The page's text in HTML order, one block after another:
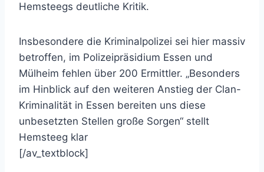
Hemsteegs deutliche Kritik.
Insbesondere die Kriminalpolizei sei hier massiv
betroffen, im Polizeipräsidium Essen und
Mülheim fehlen über 200 Ermittler. „Besonders
im Hinblick auf den weiteren Anstieg der Clan-
Kriminalität in Essen bereiten uns diese
unbesetzten Stellen große Sorgen“ stellt
Hemsteeg klar
[/av_textblock]